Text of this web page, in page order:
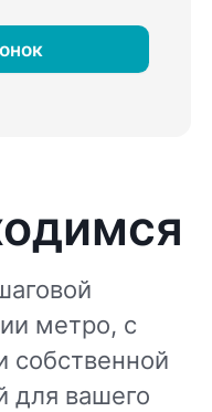
метро, с
для вашего